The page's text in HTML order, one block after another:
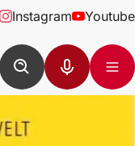
Instagram Youtube